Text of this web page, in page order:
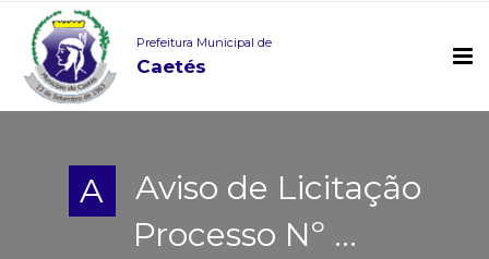
Prefeitura Municipal de
Caetés
A
Aviso de Licitação
Processo Nº ...